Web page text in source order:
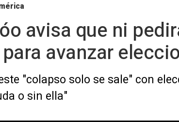
avisa que ni
avanzar
"colapso solo se sale" con
o sin ella"